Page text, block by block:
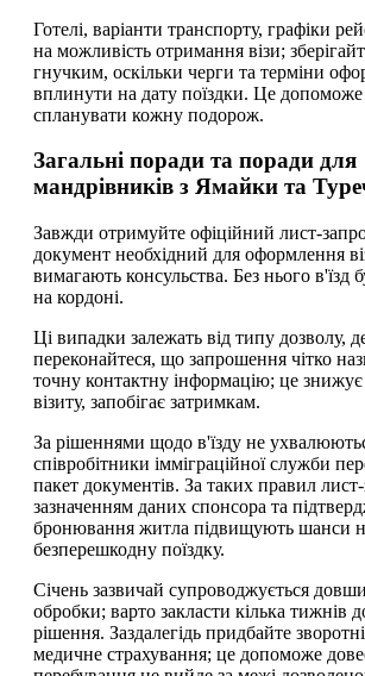
Готелі, варіанти транспорту, графіки
на можливість отримання візи;
гнучким, оскільки черги та терміни
вплинути на дату поїздки. Це
спланувати кожну подорож.
Загальні поради та поради для
мандрівників з Ямайки та
Завжди отримуйте офіційний лист-
документ необхідний для оформлення
вимагають консульства. Без нього в'їзд
на кордоні.
Ці випадки залежать від типу дозволу,
переконайтеся, що запрошення чітко
точну контактну інформацію; це знижує
візиту, запобігає затримкам.
За рішеннями щодо в'їзду не
співробітники імміграційної служби
пакет документів. За таких правил
зазначенням даних спонсора та
бронювання житла підвищують шанси
безперешкодну поїздку.
Січень зазвичай супроводжується
обробки; варто закласти кілька тижнів
рішення. Заздалегідь придбайте
медичне страхування; це допоможе